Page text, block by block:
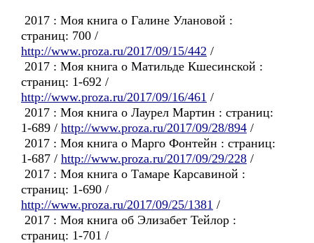
2017 : Моя книга о Галине Улановой :
страниц: 700 /
http://www.proza.ru/2017/09/15/442 /
2017 : Моя книга о Матильде Кшесинской :
страниц: 1-692 /
http://www.proza.ru/2017/09/16/461 /
2017 : Моя книга о Лаурел Мартин : страниц:
1-689 / http://www.proza.ru/2017/09/28/894 /
2017 : Моя книга о Марго Фонтейн : страниц:
1-687 / http://www.proza.ru/2017/09/29/228 /
2017 : Моя книга о Тамаре Карсавиной :
страниц: 1-690 /
http://www.proza.ru/2017/09/25/1381 /
2017 : Моя книга об Элизабет Тейлор :
страниц: 1-701 /